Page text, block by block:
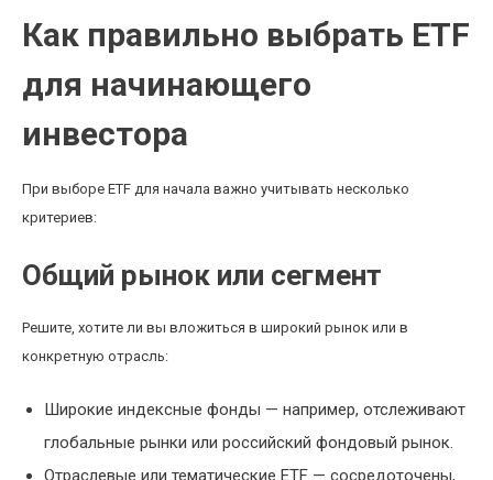
Как правильно выбрать ETF
для начинающего
инвестора
При выборе ETF для начала важно учитывать несколько
критериев:
Общий рынок или сегмент
Решите, хотите ли вы вложиться в широкий рынок или в
конкретную отрасль:
Широкие индексные фонды — например, отслеживают
глобальные рынки или российский фондовый рынок.
Отраслевые или тематические ETF — сосредоточены,